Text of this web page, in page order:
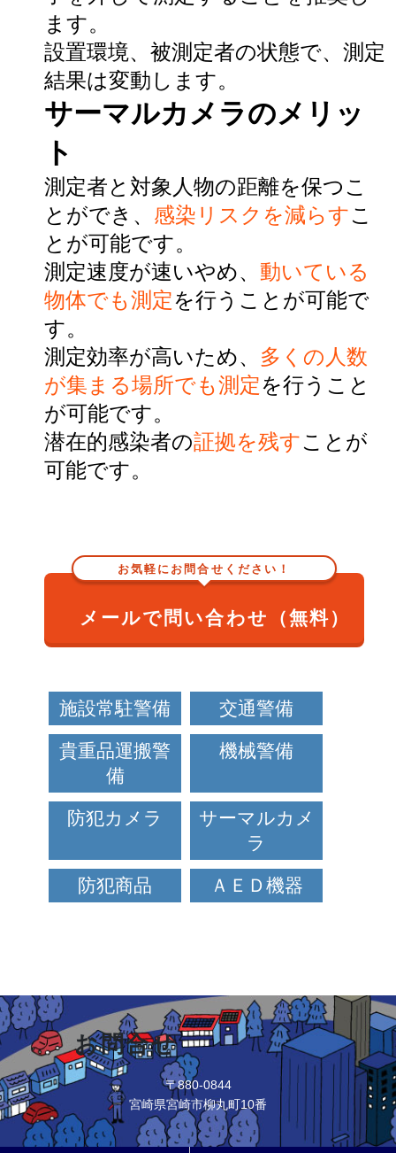
ます。
設置環境、被測定者の状態で、測定
結果は変動します。
サーマルカメラのメリッ
ト
測定者と対象人物の距離を保つこ
とができ、 感染リスクを減らすこ
とが可能です。
測定速度が速いやめ、 動いている
物体でも測定を行うことが可能で
す。
測定効率が高いため、 多くの人数
が集まる場所でも測定を行うこと
が可能です。
潜在的感染者の証拠を残すことが
可能です。
お気軽にお問合せください！
メールで問い合わせ（無料）
施設常駐警備 交通警備
貴重品運搬警
備
機械警備
防犯カメラ
サーマルカメ
ラ
防犯商品 ＡＥＤ機器
お問合せ
〒880-0844
宮崎県宮崎市柳丸町10番